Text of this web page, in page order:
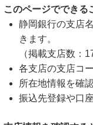
このページでできる
静岡銀行の支店
きます。
（掲載支店数：
各支店の支店コ
所在地情報を確
振込先登録や口